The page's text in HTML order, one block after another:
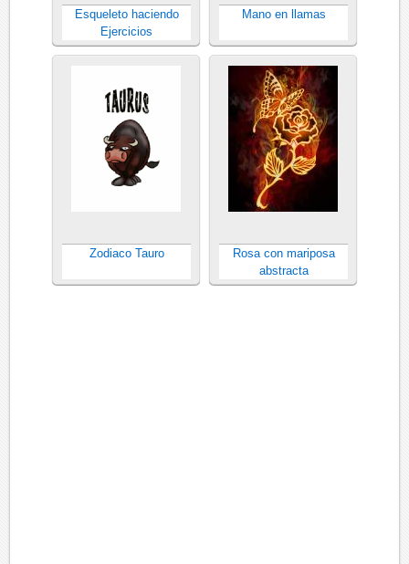
Esqueleto haciendo
Ejercicios
Mano en llamas
Zodiaco Tauro
Rosa con mariposa
abstracta